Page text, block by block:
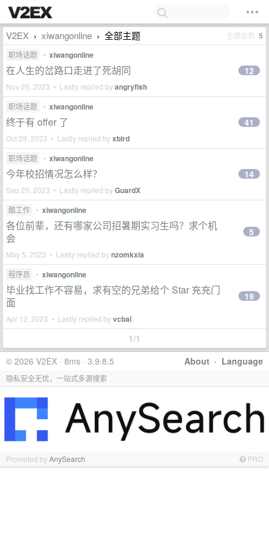
V2EX › xiwangonline › 全部主题 主题总数 5
职场话题 • xiwangonline
在人生的岔路口走进了死胡同
Nov 29, 2023 • Lastly replied byangryfish
12
职场话题 • xiwangonline
终于有 offer 了
Oct 29, 2023 • Lastly replied byxbird
41
职场话题 • xiwangonline
今年校招情况怎么样？
Sep 20, 2023 • Lastly replied byGuardX
14
酷工作 • xiwangonline
各位前辈，还有哪家公司招暑期实习生吗？求个机
会
May 5, 2023 • Lastly replied bynzomkxia
5
程序员 • xiwangonline
毕业找工作不容易，求有空的兄弟给个 Star 充充门
面
Apr 12, 2023 • Lastly replied byvcbal
19
1/1
About · Language
© 2026 V2EX · 8ms · 3.9.8.5
隐私安全无忧，一站式多源搜索
Promoted byAnySearch PRO